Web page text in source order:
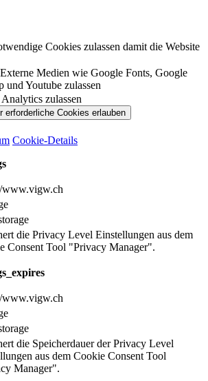
Cookies zulassen damit die Website
Externe Medien wie Google Fonts, Google
und Youtube zulassen
zulassen
Cookie-Details
www.vigw.ch
die Privacy Level Einstellungen aus dem
Consent Tool "Privacy Manager".
www.vigw.ch
die Speicherdauer der Privacy Level
aus dem Cookie Consent Tool
Manager".